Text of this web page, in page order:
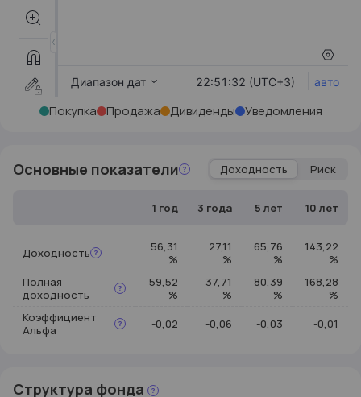
Покупка Продажа Дивиденды Уведомления
Основные показатели Доходность Риск
1 год 3 года 5 лет 10 лет
Доходность
56,31
%
27,11
%
65,76
%
143,22
%
Полная
доходность
59,52
%
37,71
%
80,39
%
168,28
%
Коэффициент
Альфа
-0,02 -0,06 -0,03 -0,01
Структура фонда